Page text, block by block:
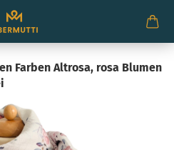
Farben Altrosa, rosa Blumen